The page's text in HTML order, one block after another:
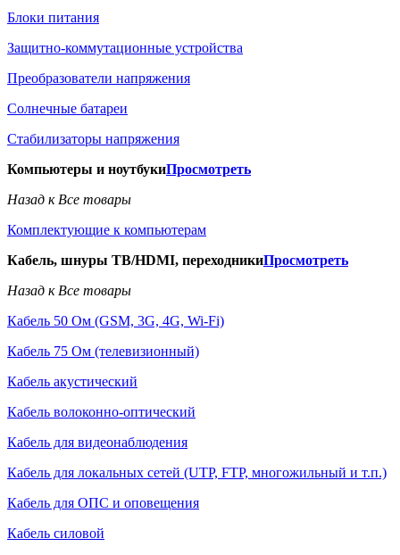
Блоки питания
Защитно-коммутационные устройства
Преобразователи напряжения
Солнечные батареи
Стабилизаторы напряжения
Компьютеры и ноутбукиПросмотреть
Назад к Все товары
Комплектующие к компьютерам
Кабель, шнуры ТВ/HDMI, переходникиПросмотреть
Назад к Все товары
Кабель 50 Ом (GSM, 3G, 4G, Wi-Fi)
Кабель 75 Ом (телевизионный)
Кабель акустический
Кабель волоконно-оптический
Кабель для видеонаблюдения
Кабель для локальных сетей (UTP, FTP, многожильный и т.п.)
Кабель для ОПС и оповещения
Кабель силовой